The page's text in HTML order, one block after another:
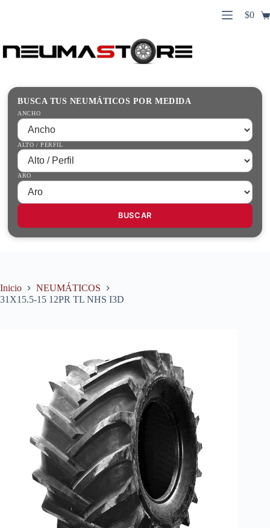
productosInicio
Guías Prácticas
Tienda
Carro
$0
BUSCA TUS NEUMÁTICOS POR MEDIDA
ANCHO
ALTO / PERFIL
ARO
BUSCAR
Inicio
NEUMÁTICOS
31X15.5-15 12PR TL NHS I3D